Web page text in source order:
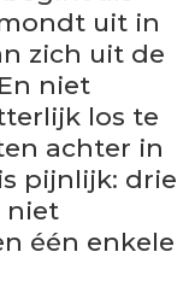
uit in
zich uit de
niet
los te
achter in
pijnlijk: drie
niet
één enkele